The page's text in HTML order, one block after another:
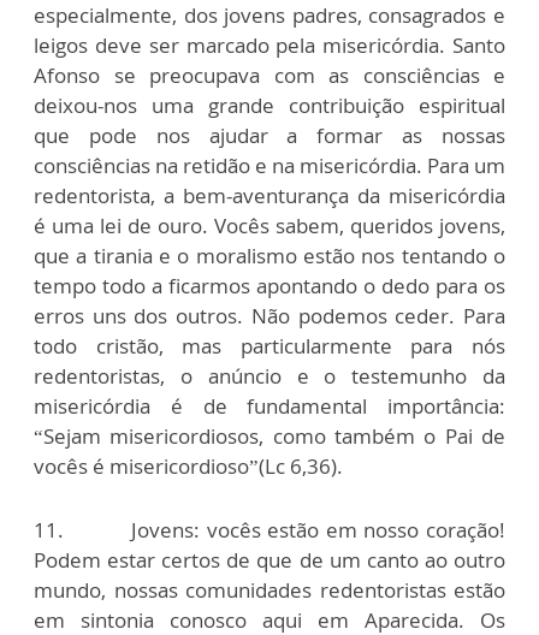
especialmente, dos jovens padres, consagrados e
leigos deve ser marcado pela misericórdia. Santo
Afonso se preocupava com as consciências e
deixou-nos uma grande contribuição espiritual
que pode nos ajudar a formar as nossas
consciências na retidão e na misericórdia. Para um
redentorista, a bem-aventurança da misericórdia
é uma lei de ouro. Vocês sabem, queridos jovens,
que a tirania e o moralismo estão nos tentando o
tempo todo a ficarmos apontando o dedo para os
erros uns dos outros. Não podemos ceder. Para
todo cristão, mas particularmente para nós
redentoristas, o anúncio e o testemunho da
misericórdia é de fundamental importância:
“Sejam misericordiosos, como também o Pai de
vocês é misericordioso”(Lc 6,36).
11. Jovens: vocês estão em nosso coração!
Podem estar certos de que de um canto ao outro
mundo, nossas comunidades redentoristas estão
em sintonia conosco aqui em Aparecida. Os